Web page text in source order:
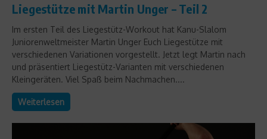
Liegestütze mit Martin Unger – Teil 2
Im ersten Teil des Liegestütz-Workout hat Kanu-Slalom
Juniorenweltmeister Martin Unger Euch Liegestütze mit
verschiedenen Variationen vorgestellt. Jetzt legt Martin nach
und präsentiert Liegestütz-Varianten mit verschiedenen
Kleingeräten. Viel Spaß beim Nachmachen....
Weiterlesen